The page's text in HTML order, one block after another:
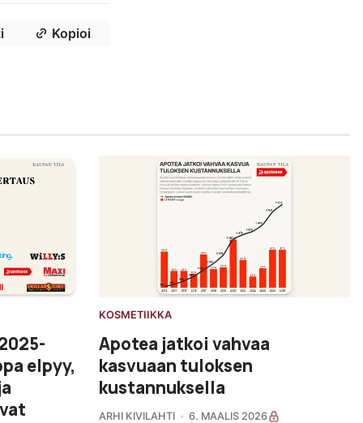
Kopioi
elpyy,
KOSMETIIKKA
Apotea jatkoi vahvaa
kasvuaan tuloksen
kustannuksella
ARHI KIVILAHTI 6. MAALIS 2026